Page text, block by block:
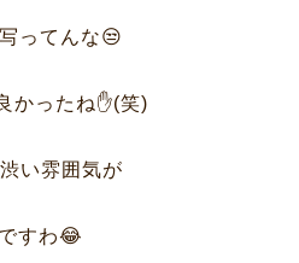
DM発送停止
ってんな😒
かったね✋(笑)
い雰囲気が
すわ😂